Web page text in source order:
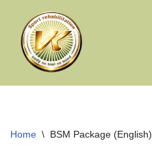
Skip
content
Home \ BSM Package (English)